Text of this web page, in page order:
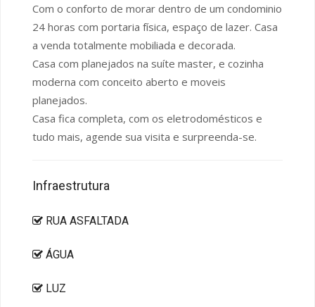
Com o conforto de morar dentro de um condominio
24 horas com portaria física, espaço de lazer. Casa
a venda totalmente mobiliada e decorada.
Casa com planejados na suíte master, e cozinha
moderna com conceito aberto e moveis
planejados.
Casa fica completa, com os eletrodomésticos e
tudo mais, agende sua visita e surpreenda-se.
Infraestrutura
RUA ASFALTADA
ÁGUA
LUZ